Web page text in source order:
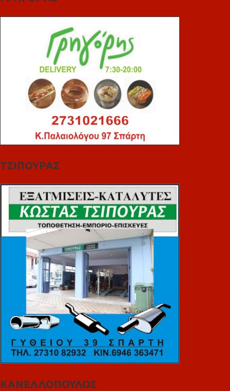
ΤΣΙΠΟΥΡΑΣ
ΚΑΝΕΛΛΟΠΟΥΛΟΣ